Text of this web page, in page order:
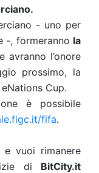
- uno per
-, formeranno la
avranno l’onore
prossimo, la
Cup.
è possibile
fifa.
vuoi rimanere
di BitCity.it